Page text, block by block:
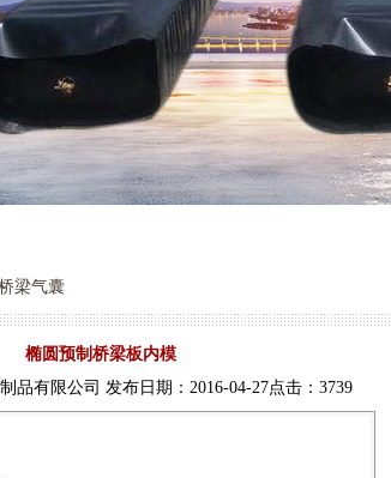
梁气囊
椭圆预制桥梁板内模
品有限公司 发布日期：2016-04-27点击：3739